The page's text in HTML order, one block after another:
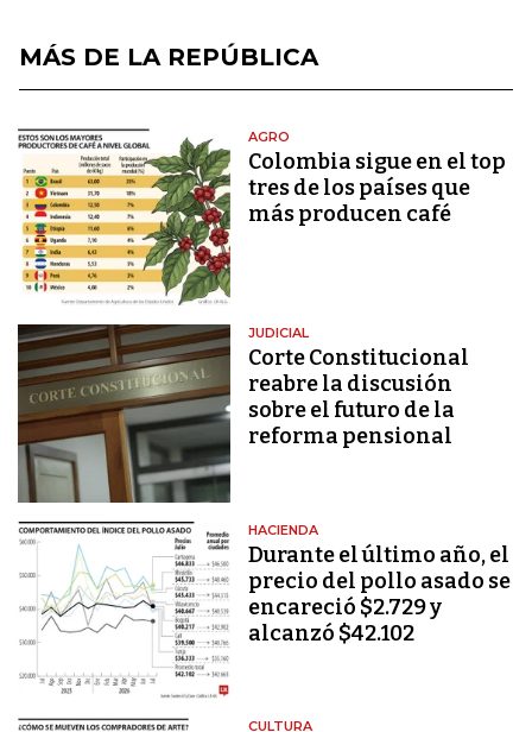
MÁS DE LA REPÚBLICA
AGRO
Colombia sigue en el top
tres de los países que
más producen café
JUDICIAL
Corte Constitucional
reabre la discusión
sobre el futuro de la
reforma pensional
HACIENDA
Durante el último año, el
precio del pollo asado se
encareció $2.729 y
alcanzó $42.102
CULTURA